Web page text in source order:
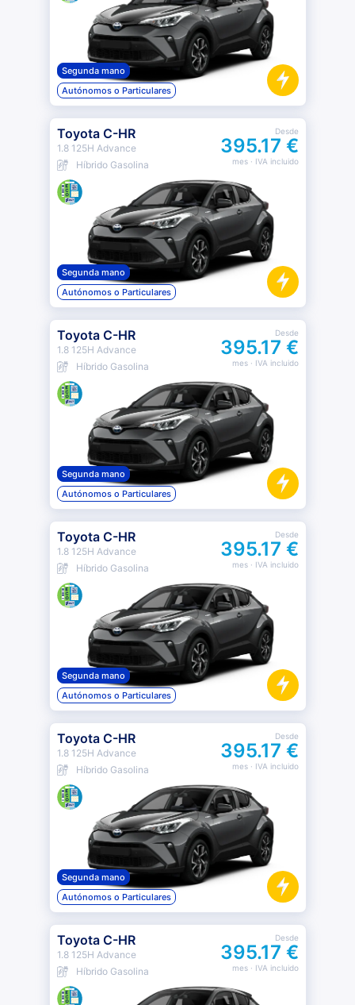
Segunda mano
Autónomos o Particulares
Toyota C-HR
1.8 125H Advance
Híbrido Gasolina
Desde
395.17 €
mes· IVA incluido
Segunda mano
Autónomos o Particulares
Toyota C-HR
1.8 125H Advance
Híbrido Gasolina
Desde
395.17 €
mes· IVA incluido
Segunda mano
Autónomos o Particulares
Toyota C-HR
1.8 125H Advance
Híbrido Gasolina
Desde
395.17 €
mes· IVA incluido
Segunda mano
Autónomos o Particulares
Toyota C-HR
1.8 125H Advance
Híbrido Gasolina
Desde
395.17 €
mes· IVA incluido
Segunda mano
Autónomos o Particulares
Toyota C-HR
1.8 125H Advance
Híbrido Gasolina
Desde
395.17 €
mes· IVA incluido